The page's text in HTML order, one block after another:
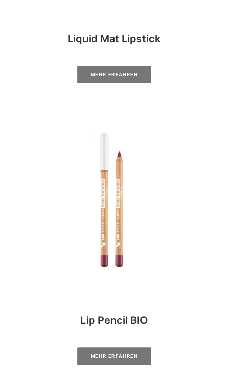
Liquid Mat Lipstick
MEHR ERFAHREN
Lip Pencil BIO
MEHR ERFAHREN